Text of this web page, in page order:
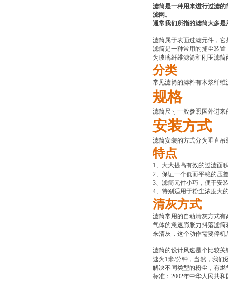
滤筒是一种用来进行过滤
滤网。
通常我们所指的滤筒大多
滤筒属于表面过滤元件，
滤筒是一种常用的捕尘装
为玻璃纤维滤筒和刚玉滤
分类
常见滤筒的滤料有木浆纤
规格
滤筒尺寸一般参照国外进来
安装方式
滤筒安装的方式分为垂直
特点
1、大大提高有效的过滤面
2、保证一个低而平稳的压
3、滤筒元件小巧，便于安
4、特别适用于粉尘浓度大
清灰方式
滤筒常用的自动清灰方式
气体的急速膨胀力抖落滤
来清灰，这个动作需要停机
滤筒的设计风速是个比较
速为1米/分钟，当然，我们
解决不同类型的粉尘，有
标准：2002年中华人民共